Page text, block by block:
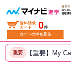
資料請求
カート
0件
カートの中を見る
重要 【重要】My